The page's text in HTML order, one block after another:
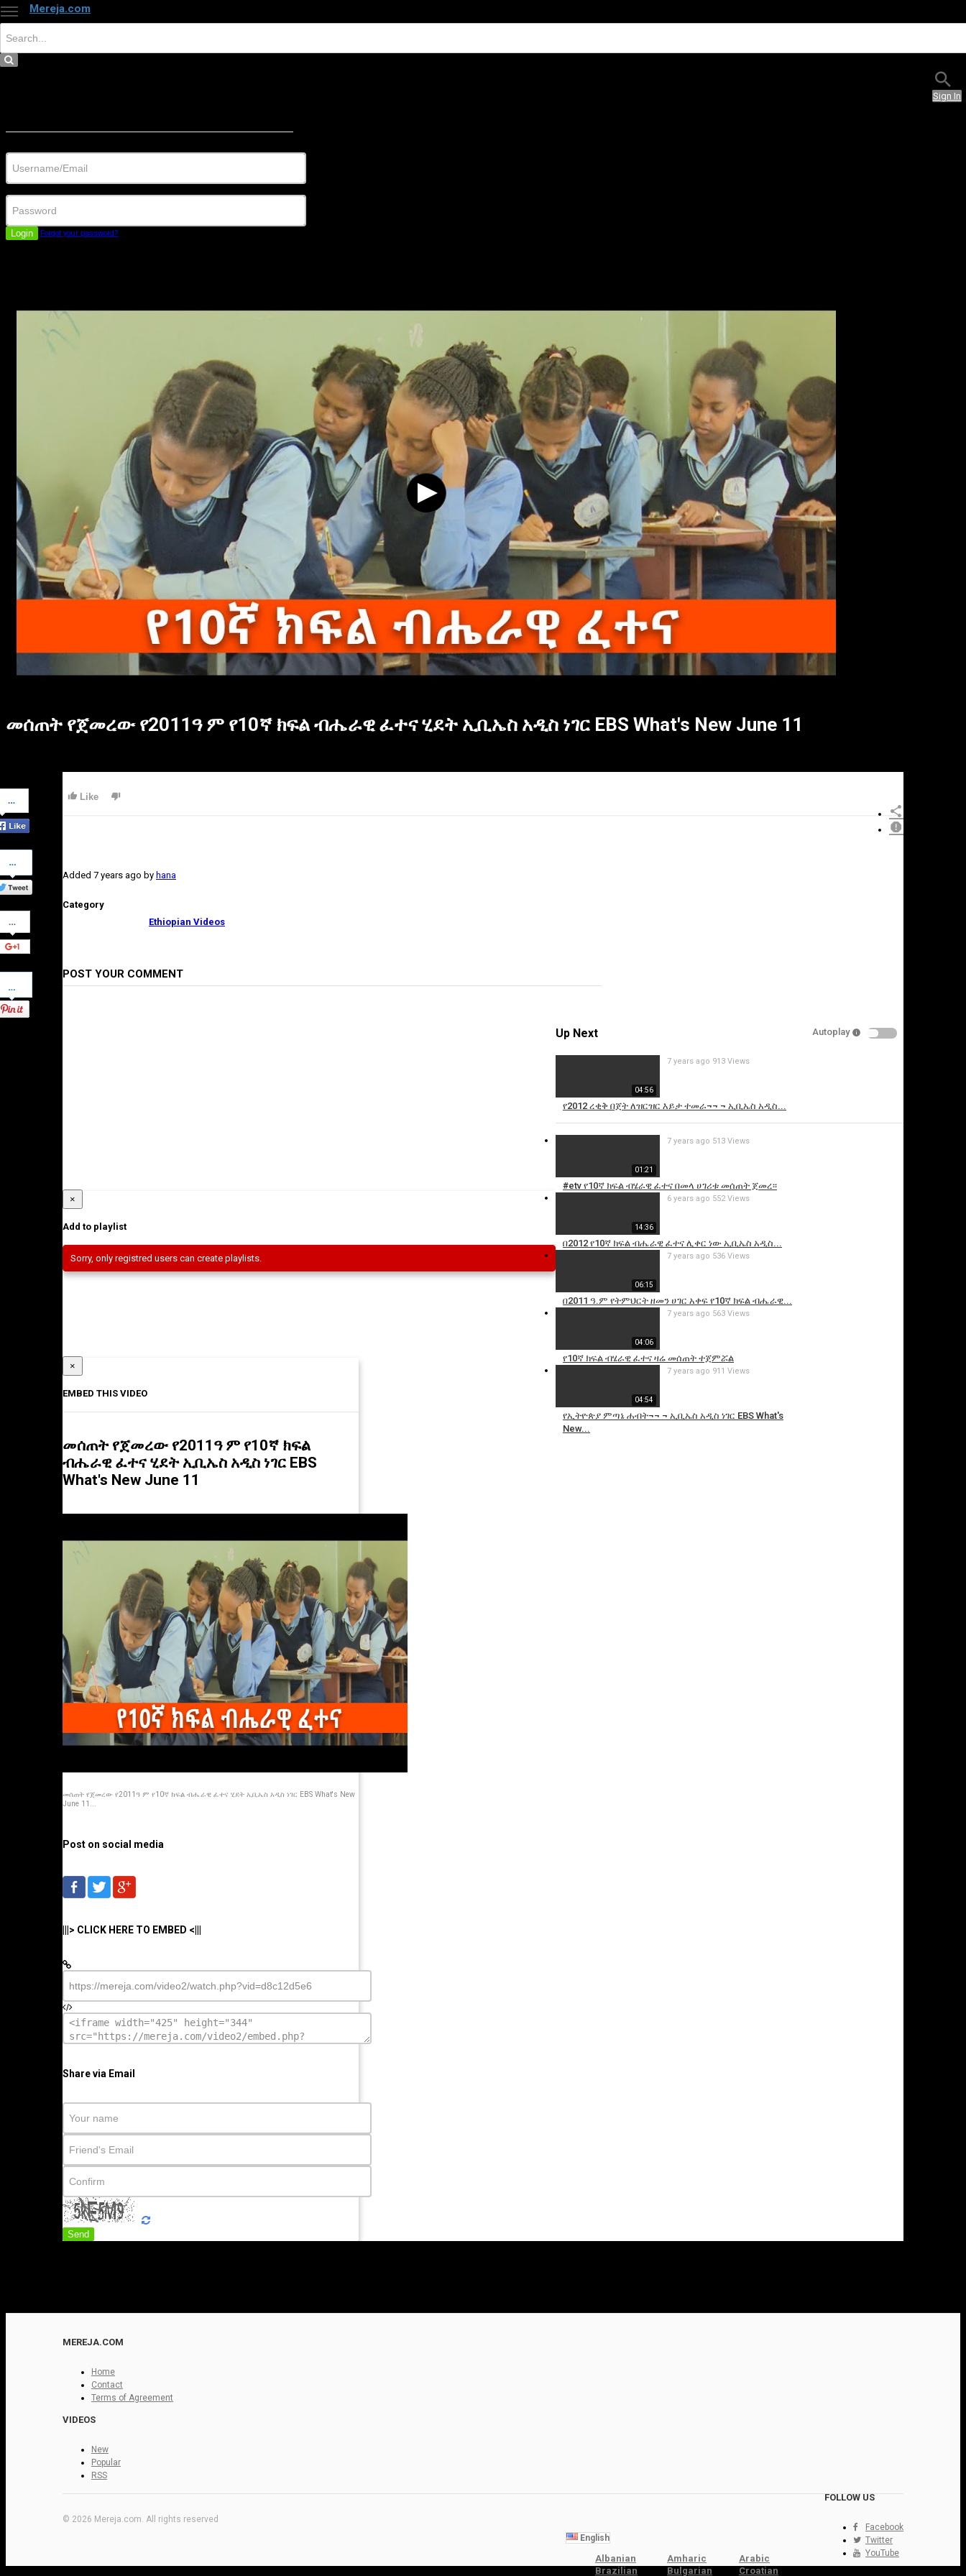
Mereja.com
Sign In
Login Forgot your password?
መሰጠት የጀመረው የ2011ዓ ም የ10ኛ ክፍል ብሔራዊ ፈተና ሂደት ኢቢኤስ አዲስ ነገር EBS What's New June 11
on
Facebook
Share
on
Twitter
Share
on
Google+
Pinterest
Like
Added 7 years ago by hana
Category
Ethiopian Videos
POST YOUR COMMENT
Up Next Autoplay
04:56
የ2012 ረቂቅ በጀት ለዝርዝር እይታ ተመራ¬¬ ¬ ኢቢኤስ አዲስ...
7 years ago 913 Views
01:21
#etv የ10ኛ ክፍል ብሄራዊ ፈተና በመላ ሀገሪቱ መሰጠት ጀመረ፡፡
7 years ago 513 Views
14:36
በ2012 የ10ኛ ክፍል ብሔራዊ ፈተና ሊቀር ነው ኢቢኤስ አዲስ...
6 years ago 552 Views
06:15
በ2011 ዓ.ም የትምህርት ዘመን ሀገር አቀፍ የ10ኛ ክፍል ብሔራዊ...
7 years ago 536 Views
04:06
የ10ኛ ክፍል ብሄራዊ ፈተና ዛሬ መሰጠት ተጀምሯል
7 years ago 563 Views
04:54
የኢትዮጵያ ምጣኔ ሐብት¬¬ ¬ ኢቢኤስ አዲስ ነገር EBS What's
New...
7 years ago 911 Views
Cancel
Report this video
×
Add to playlist
Sorry, only registred users can create playlists.
×
EMBED THIS VIDEO
መሰጠት የጀመረው የ2011ዓ ም የ10ኛ ክፍል
ብሔራዊ ፈተና ሂደት ኢቢኤስ አዲስ ነገር EBS
What's New June 11
መሰጠት የጀመረው የ2011ዓ ም የ10ኛ ክፍል ብሔራዊ ፈተና ሂደት ኢቢኤስ አዲስ ነገር EBS What's New
June 11...
Post on social media
|||> CLICK HERE TO EMBED <|||
Share via Email
Send
MEREJA.COM
Home
Contact
Terms of Agreement
VIDEOS
New
Popular
RSS
FOLLOW US
Facebook
Twitter
YouTube
© 2026 Mereja.com. All rights reserved
English
Albanian Amharic
Arabic
Brazilian
Bulgarian Croatian